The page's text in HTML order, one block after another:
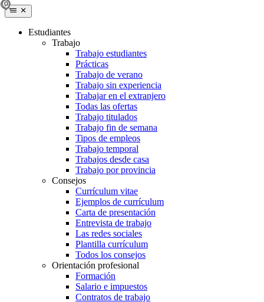
Estudiantes
Trabajo
Trabajo estudiantes
Prácticas
Trabajo de verano
Trabajo sin experiencia
Trabajar en el extranjero
Todas las ofertas
Trabajo titulados
Trabajo fin de semana
Tipos de empleos
Trabajo temporal
Trabajos desde casa
Trabajo por provincia
Consejos
Currículum vitae
Ejemplos de currículum
Carta de presentación
Entrevista de trabajo
Las redes sociales
Plantilla currículum
Todos los consejos
Orientación profesional
Formación
Salario e impuestos
Contratos de trabajo